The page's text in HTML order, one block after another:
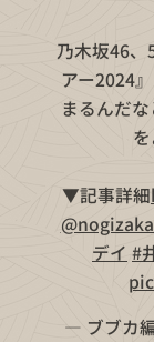
乃木坂46、
アー2024
まるんだ
▼記事詳細
デイ #
— ブブカ